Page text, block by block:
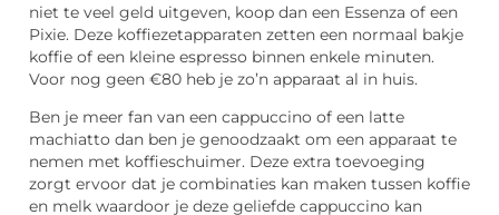
niet te veel geld uitgeven, koop dan een Essenza of een
Pixie. Deze koffiezetapparaten zetten een normaal bakje
koffie of een kleine espresso binnen enkele minuten.
Voor nog geen €80 heb je zo’n apparaat al in huis.
Ben je meer fan van een cappuccino of een latte
machiatto dan ben je genoodzaakt om een apparaat te
nemen met koffieschuimer. Deze extra toevoeging
zorgt ervoor dat je combinaties kan maken tussen koffie
en melk waardoor je deze geliefde cappuccino kan